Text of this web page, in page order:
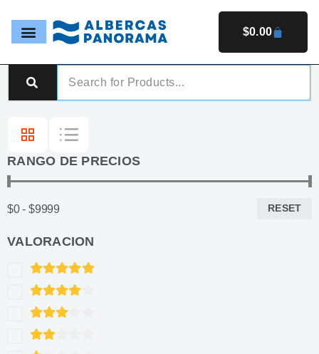
$0.00
RANGO DE PRECIOS
$0 - $9999 RESET
VALORACION